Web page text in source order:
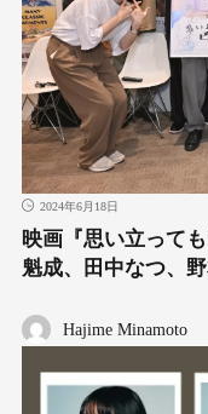
2024年6月18日
映画『思い立って
魁成、田中なつ、
Hajime Minamoto